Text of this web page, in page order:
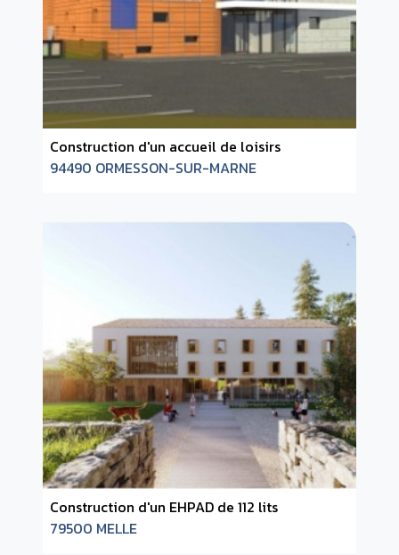
Construction d'un accueil de loisirs
94490 ORMESSON-SUR-MARNE
Construction d'un EHPAD de 112 lits
79500 MELLE